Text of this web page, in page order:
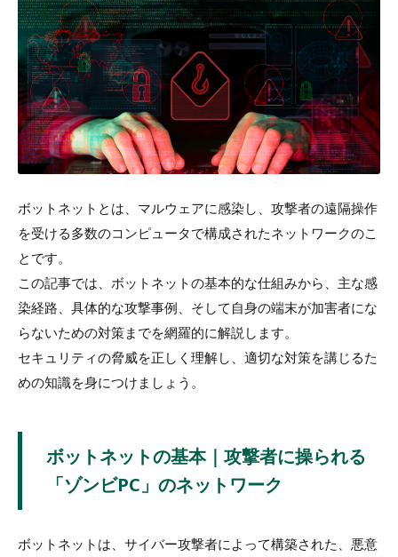
ボットネットとは、マルウェアに感染し、攻撃者の遠隔操作
を受ける多数のコンピュータで構成されたネットワークのこ
とです。
この記事では、ボットネットの基本的な仕組みから、主な感
染経路、具体的な攻撃事例、そして自身の端末が加害者にな
らないための対策までを網羅的に解説します。
セキュリティの脅威を正しく理解し、適切な対策を講じるた
めの知識を身につけましょう。
ボットネットの基本｜攻撃者に操られる
「ゾンビPC」のネットワーク
ボットネットは、サイバー攻撃者によって構築された、悪意